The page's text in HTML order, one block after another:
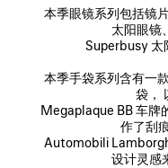
本季眼镜系列包括镜
太阳眼镜
Superbusy 太
本季手袋系列含有一
袋，
Megaplaque BB 车牌
作了刮
Automobili
设计灵感